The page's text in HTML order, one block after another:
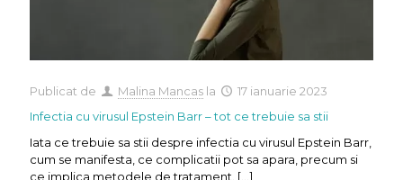
Publicat de Malina Mancas la
17 ianuarie 2023
Infectia cu virusul Epstein Barr – tot ce trebuie sa stii
Iata ce trebuie sa stii despre infectia cu virusul Epstein Barr,
cum se manifesta, ce complicatii pot sa apara, precum si
ce implica metodele de tratament. […]